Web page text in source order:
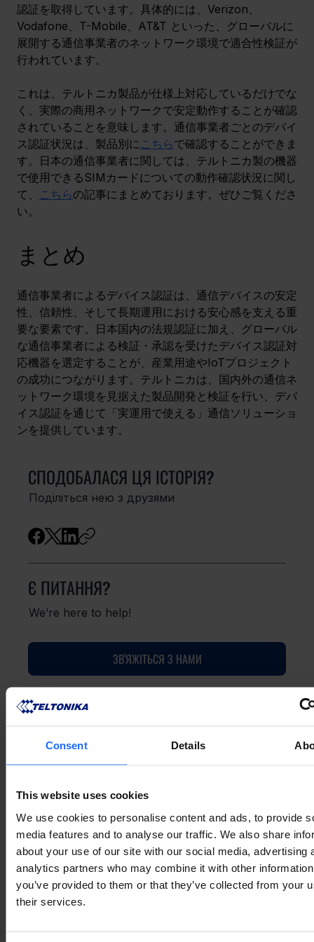
Consent Details
This website uses cookies
We use cookies to personalise content and ads, to provide
media features and to analyse our traffic. We also share
about your use of our site with our social media, advertising
analytics partners who may combine it with other
you’ve provided to them or that they’ve collected from your
their services.
認証を取得しています。具体的には、Verizon、
Vodafone、T-Mobile、AT&T といった、グローバルに
展開する通信事業者のネットワーク環境で適合性検証が
行われています。
これは、テルトニカ製品が仕様上対応しているだけでな
く、実際の商用ネットワークで安定動作することが確認
されていることを意味します。通信事業者ごとのデバイ
ス認証状況は、製品別に こちら で確認することができま
す。日本の通信事業者に関しては、テルトニカ製の機器
で使用できるSIMカードについての動作確認状況に関し
て、 こちら の記事にまとめております。ぜひご覧くださ
い。
まとめ
通信事業者によるデバイス認証は、通信デバイスの安定
性、信頼性、そして長期運用における安心感を支える重
要な要素です。日本国内の法規認証に加え、グローバル
な通信事業者による検証・承認を受けたデバイス認証対
応機器を選定することが、産業用途やIoTプロジェクト
の成功につながります。テルトニカは、国内外の通信ネ
ットワーク環境を見据えた製品開発と検証を行い、デバ
イス認証を通じて「実運用で使える」通信ソリューショ
ンを提供しています。
СПОДОБАЛАСЯ ЦЯ ІСТОРІЯ?
Поділіться нею з друзями
Є ПИТАННЯ?
We’re here to help!
ЗВ'ЯЖІТЬСЯ З НАМИ